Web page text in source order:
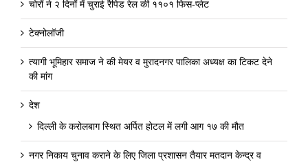
चोरों ने २ दिनों में चुराई रैपिड रेल की ११०१ फिस-प्लेट
टेक्नोलॉजी
त्यागी भूमिहार समाज ने की मेयर व मुरादनगर पालिका अध्यक्ष का टिकट देने
की मांग
देश
दिल्ली के करोलबाग स्थित अर्पित होटल में लगी आग १७ की मौत
नगर निकाय चुनाव कराने के लिए जिला प्रशासन तैयार मतदान केन्द्र व